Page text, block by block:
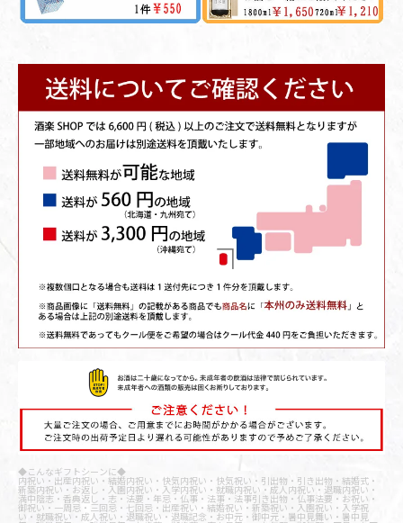
◆こんなギフトシーンに◆
内祝い・出産内祝い・結婚内祝い・快気内祝い・快気祝い・引出物・引き出物・結婚式・
新築内祝い・お返し・入園内祝い・入学内祝い・就職内祝い・成人内祝い・退職内祝い・
満中陰志・香典返し・志・法要・年忌・仏事・法事・法事引き出物・仏事法要・お祝い・
御祝い・一周忌・三回忌・七回忌・出産祝い・結婚祝い・新築祝い・入園祝い・入学祝
い・就職祝い・成人祝い・退職祝い・退職記念・お中元・御中元・暑中見舞い・暑中見